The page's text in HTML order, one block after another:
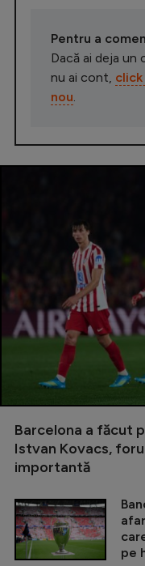
Pentru a
Dacă ai deja un
nu ai cont,
nou
Barcelona a făcut
Istvan Kovacs,
importantă
pe